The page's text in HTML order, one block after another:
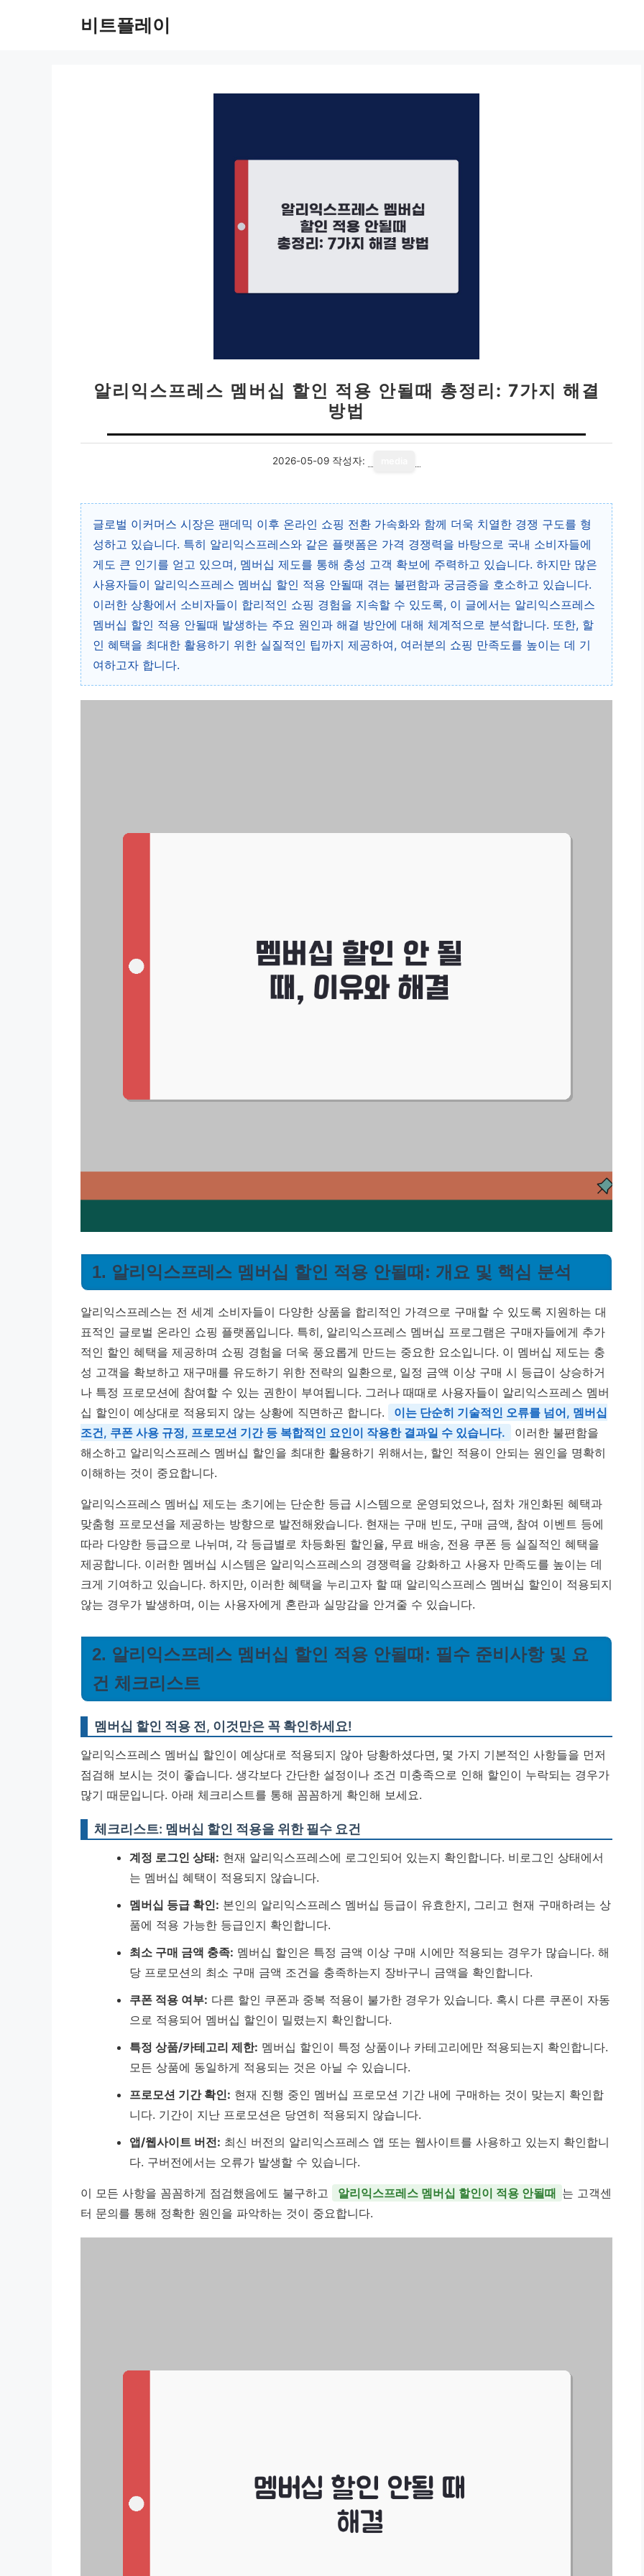
비트플레이
알리익스프레스 멤버십 할인 적용 안될때 총정리: 7가지 해결
방법
2026-05-09 작성자:
글로벌 이커머스 시장은 팬데믹 이후 온라인 쇼핑 전환 가속화와 함께 더욱 치열한 경쟁 구도를 형
성하고 있습니다. 특히 알리익스프레스와 같은 플랫폼은 가격 경쟁력을 바탕으로 국내 소비자들에
게도 큰 인기를 얻고 있으며, 멤버십 제도를 통해 충성 고객 확보에 주력하고 있습니다. 하지만 많은
사용자들이 알리익스프레스 멤버십 할인 적용 안될때 겪는 불편함과 궁금증을 호소하고 있습니다.
이러한 상황에서 소비자들이 합리적인 쇼핑 경험을 지속할 수 있도록, 이 글에서는 알리익스프레스
멤버십 할인 적용 안될때 발생하는 주요 원인과 해결 방안에 대해 체계적으로 분석합니다. 또한, 할
인 혜택을 최대한 활용하기 위한 실질적인 팁까지 제공하여, 여러분의 쇼핑 만족도를 높이는 데 기
여하고자 합니다.
1. 알리익스프레스 멤버십 할인 적용 안될때: 개요 및 핵심 분석
알리익스프레스는 전 세계 소비자들이 다양한 상품을 합리적인 가격으로 구매할 수 있도록 지원하는 대
표적인 글로벌 온라인 쇼핑 플랫폼입니다. 특히, 알리익스프레스 멤버십 프로그램은 구매자들에게 추가
적인 할인 혜택을 제공하며 쇼핑 경험을 더욱 풍요롭게 만드는 중요한 요소입니다. 이 멤버십 제도는 충
성 고객을 확보하고 재구매를 유도하기 위한 전략의 일환으로, 일정 금액 이상 구매 시 등급이 상승하거
나 특정 프로모션에 참여할 수 있는 권한이 부여됩니다. 그러나 때때로 사용자들이 알리익스프레스 멤버
십 할인이 예상대로 적용되지 않는 상황에 직면하곤 합니다.
이는 단순히 기술적인 오류를 넘어, 멤버십
조건, 쿠폰 사용 규정, 프로모션 기간 등 복합적인 요인이 작용한 결과일 수 있습니다.
이러한 불편함을
해소하고 알리익스프레스 멤버십 할인을 최대한 활용하기 위해서는, 할인 적용이 안되는 원인을 명확히
이해하는 것이 중요합니다.
알리익스프레스 멤버십 제도는 초기에는 단순한 등급 시스템으로 운영되었으나, 점차 개인화된 혜택과
맞춤형 프로모션을 제공하는 방향으로 발전해왔습니다. 현재는 구매 빈도, 구매 금액, 참여 이벤트 등에
따라 다양한 등급으로 나뉘며, 각 등급별로 차등화된 할인율, 무료 배송, 전용 쿠폰 등 실질적인 혜택을
제공합니다. 이러한 멤버십 시스템은 알리익스프레스의 경쟁력을 강화하고 사용자 만족도를 높이는 데
크게 기여하고 있습니다. 하지만, 이러한 혜택을 누리고자 할 때 알리익스프레스 멤버십 할인이 적용되지
않는 경우가 발생하며, 이는 사용자에게 혼란과 실망감을 안겨줄 수 있습니다.
2. 알리익스프레스 멤버십 할인 적용 안될때: 필수 준비사항 및 요
건 체크리스트
멤버십 할인 적용 전, 이것만은 꼭 확인하세요!
알리익스프레스 멤버십 할인이 예상대로 적용되지 않아 당황하셨다면, 몇 가지 기본적인 사항들을 먼저
점검해 보시는 것이 좋습니다. 생각보다 간단한 설정이나 조건 미충족으로 인해 할인이 누락되는 경우가
많기 때문입니다. 아래 체크리스트를 통해 꼼꼼하게 확인해 보세요.
체크리스트: 멤버십 할인 적용을 위한 필수 요건
계정 로그인 상태: 현재 알리익스프레스에 로그인되어 있는지 확인합니다. 비로그인 상태에서
는 멤버십 혜택이 적용되지 않습니다.
멤버십 등급 확인: 본인의 알리익스프레스 멤버십 등급이 유효한지, 그리고 현재 구매하려는 상
품에 적용 가능한 등급인지 확인합니다.
최소 구매 금액 충족: 멤버십 할인은 특정 금액 이상 구매 시에만 적용되는 경우가 많습니다. 해
당 프로모션의 최소 구매 금액 조건을 충족하는지 장바구니 금액을 확인합니다.
쿠폰 적용 여부: 다른 할인 쿠폰과 중복 적용이 불가한 경우가 있습니다. 혹시 다른 쿠폰이 자동
으로 적용되어 멤버십 할인이 밀렸는지 확인합니다.
특정 상품/카테고리 제한: 멤버십 할인이 특정 상품이나 카테고리에만 적용되는지 확인합니다.
모든 상품에 동일하게 적용되는 것은 아닐 수 있습니다.
프로모션 기간 확인: 현재 진행 중인 멤버십 프로모션 기간 내에 구매하는 것이 맞는지 확인합
니다. 기간이 지난 프로모션은 당연히 적용되지 않습니다.
앱/웹사이트 버전: 최신 버전의 알리익스프레스 앱 또는 웹사이트를 사용하고 있는지 확인합니
다. 구버전에서는 오류가 발생할 수 있습니다.
이 모든 사항을 꼼꼼하게 점검했음에도 불구하고 알리익스프레스 멤버십 할인이 적용 안될때 는 고객센
터 문의를 통해 정확한 원인을 파악하는 것이 중요합니다.